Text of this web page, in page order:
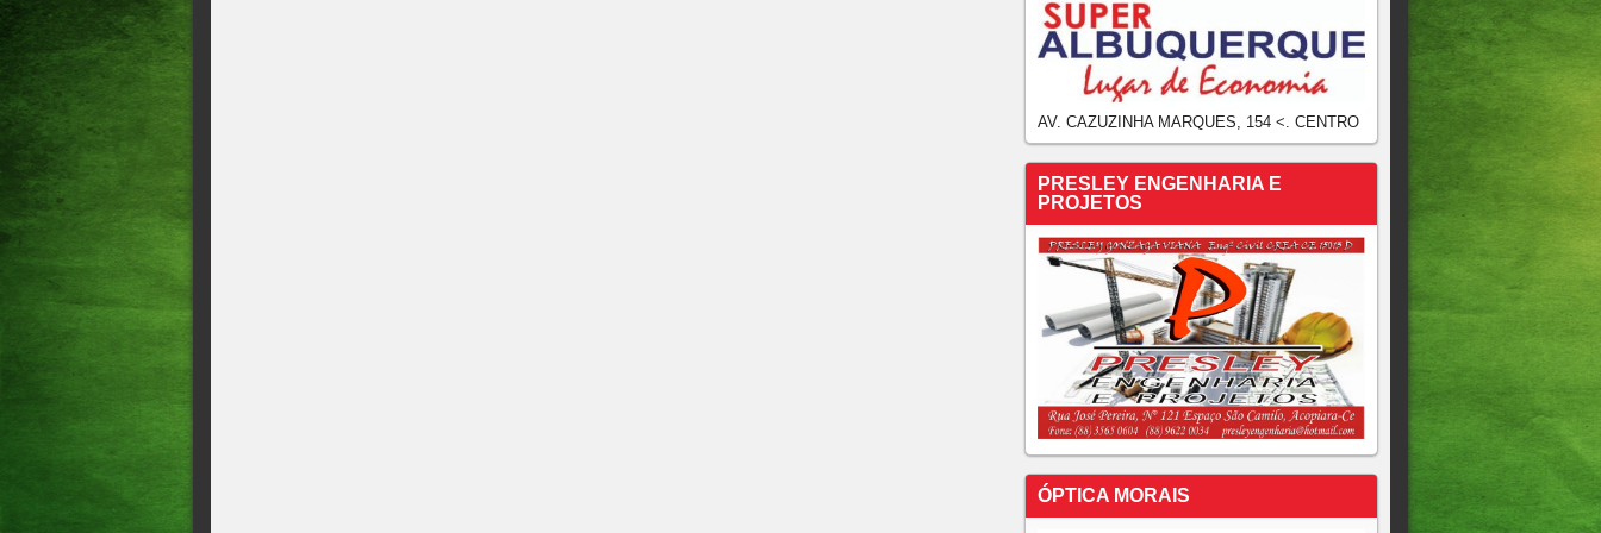
AV. CAZUZINHA MARQUES, 154 <. CENTRO
PRESLEY ENGENHARIA E
PROJETOS
ÓPTICA MORAIS